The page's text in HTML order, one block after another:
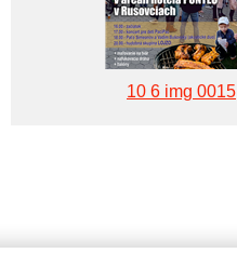
10 6 img 0015